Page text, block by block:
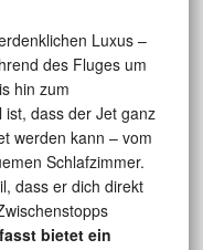
Luxus –
des Fluges um
hin zum
ist, dass der Jet ganz
werden kann – vom
Schlafzimmer.
dass er dich direkt
bietet ein